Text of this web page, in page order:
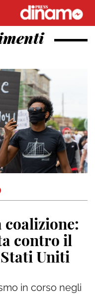
coalizione:
contro il
Uniti
in corso negli